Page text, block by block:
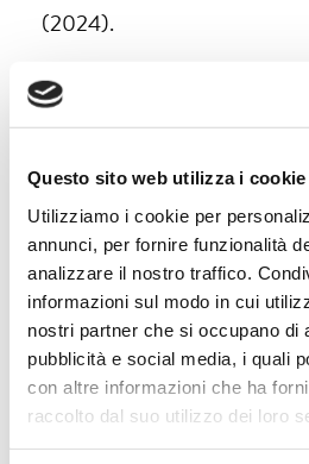
Questo sito web utilizza i cookie
Utilizziamo i cookie per
annunci, per fornire funzionalità
analizzare il nostro traffico.
informazioni sul modo in cui
nostri partner che si occupano di
pubblicità e social media, i quali
con altre informazioni che ha
raccolto dal suo utilizzo dei loro
(2024).
Eventi
4 ottobre